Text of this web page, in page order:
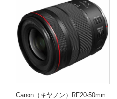
Canon（キヤノン）RF20-50mm